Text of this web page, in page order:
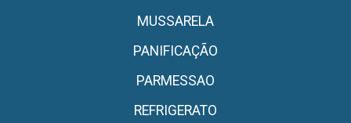
MUSSARELA
PANIFICAÇÃO
PARMESSAO
REFRIGERATO